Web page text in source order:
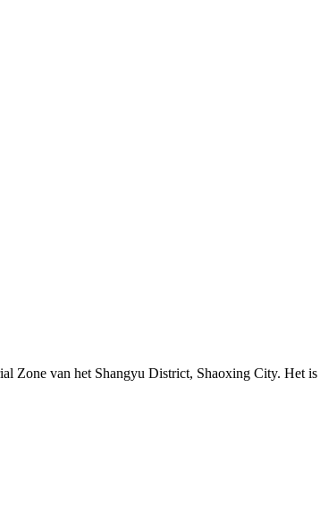
van het Shangyu District, Shaoxing City. Het is